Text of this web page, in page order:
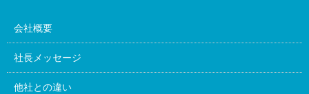
会社概要
社長メッセージ
他社との違い